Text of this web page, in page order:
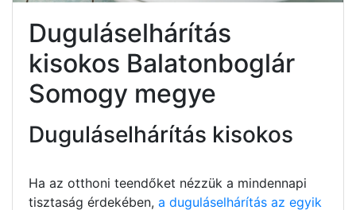
Duguláselhárítás
kisokos Balatonboglár
Somogy megye
Duguláselhárítás kisokos
Ha az otthoni teendőket nézzük a mindennapi
tisztaság érdekében, a duguláselhárítás az egyik